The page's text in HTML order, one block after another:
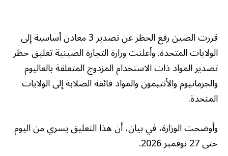
قررت الصين رفع الحظر عن تصدير 3 معادن أساسية إلى
الولايات المتحدة. وأعلنت وزارة التجارة الصينية تعليق حظر
تصدير المواد ذات الاستخدام المزدوج المتعلقة بالغاليوم
والجرمانيوم والأنتيمون والمواد فائقة الصلابة إلى الولايات
المتحدة.
وأوضحت الوزارة، في بيان، أن هذا التعليق يسري من اليوم
حتى 27 نوفمبر 2026.